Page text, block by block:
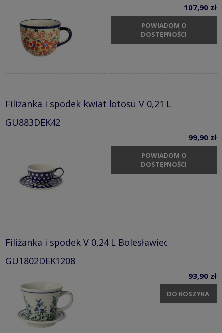
107,90 zł
POWIADOM O
DOSTĘPNOŚCI
Filiżanka i spodek kwiat lotosu V 0,21 L
GU883DEK42
99,90 zł
POWIADOM O
DOSTĘPNOŚCI
Filiżanka i spodek V 0,24 L Bolesławiec
GU1802DEK1208
93,90 zł
DO KOSZYKA